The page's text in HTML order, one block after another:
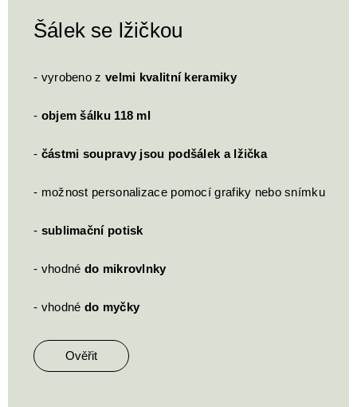
Šálek se lžičkou
- vyrobeno z velmi kvalitní keramiky
- objem šálku 118 ml
- částmi soupravy jsou podšálek a lžička
- možnost personalizace pomocí grafiky nebo snímku
- sublimační potisk
- vhodné do mikrovlnky
- vhodné do myčky
Ověřit